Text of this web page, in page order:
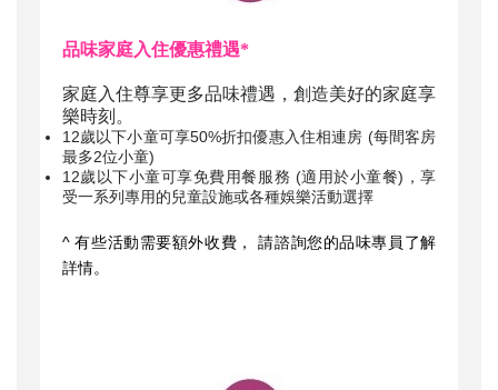
品味家庭入住優惠禮遇*
家庭入住尊享更多品味禮遇，創造美好的家庭享
樂時刻。
12歲以下小童可享50%折扣優惠入住相連房 (每間客房
最多2位小童)
12歲以下小童可享免費用餐服務 (適用於小童餐)，享
受一系列專用的兒童設施或各種娛樂活動選擇
^ 有些活動需要額外收費， 請諮詢您的品味專員了解
詳情。